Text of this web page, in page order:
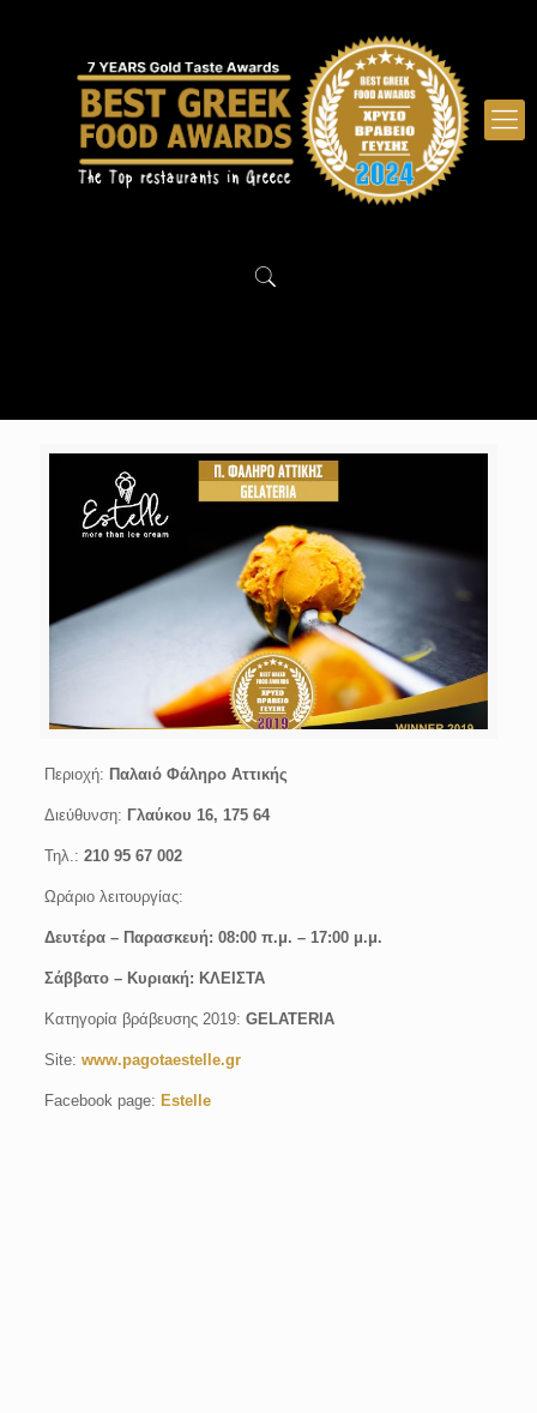
Περιοχή: Παλαιό Φάληρο Αττικής
Διεύθυνση: Γλαύκου 16, 175 64
Τηλ.: 210 95 67 002
Ωράριο λειτουργίας:
Δευτέρα – Παρασκευή: 08:00 π.μ. – 17:00 μ.μ.
Σάββατο – Κυριακή: ΚΛΕΙΣΤΑ
Κατηγορία βράβευσης 2019: GELATERIA
Site: www.pagotaestelle.gr
Facebook page: Estelle